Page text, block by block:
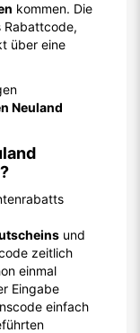
kommen. Die
Rabattcode,
über eine
Neuland
und
zeitlich
einmal
Eingabe
einfach